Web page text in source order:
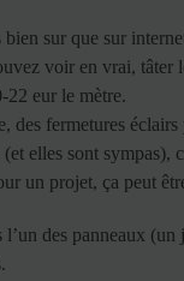
sur que sur
voir en vrai, tâter
22 eur le mètre.
des fermetures
elles sont sympas),
un projet, ça peut
des panneaux